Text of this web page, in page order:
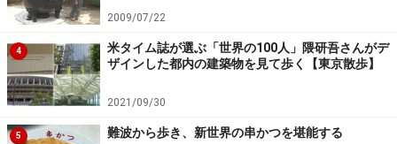
2009/07/22
4
米タイム誌が選ぶ「世界の100人」隈研吾さんがデ
ザインした都内の建築物を見て歩く【東京散歩】
2021/09/30
5 難波から歩き、新世界の串かつを堪能する